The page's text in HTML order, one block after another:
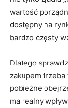
wartość
dostępny na
bardzo częsty
Dlatego
zakupem
pobieżne
ma realny